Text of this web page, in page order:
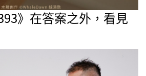
》在答案之外，看見